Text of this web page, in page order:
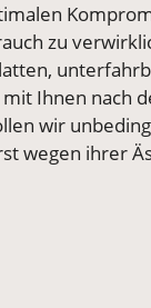
zu
Ihnen nach
wir
wegen ihrer